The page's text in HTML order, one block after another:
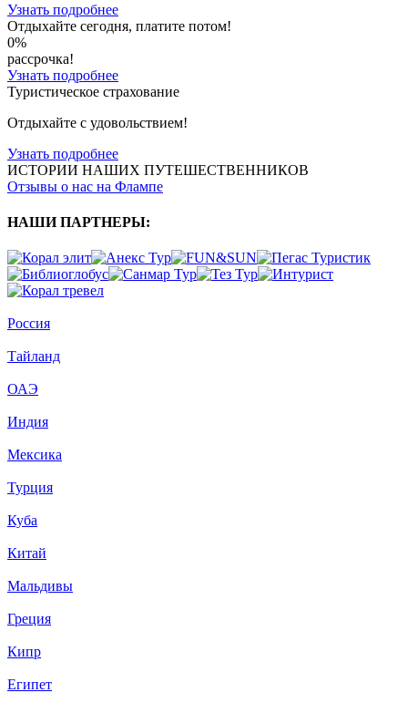
Узнать подробнее
Отдыхайте сегодня, платите потом!
0%
рассрочка!
Узнать подробнее
Туристическое страхование
Отдыхайте с удовольствием!
Узнать подробнее
ИСТОРИИ НАШИХ ПУТЕШЕСТВЕННИКОВ
Отзывы о нас на Флампе
НАШИ ПАРТНЕРЫ:
Россия
Тайланд
ОАЭ
Индия
Мексика
Турция
Куба
Китай
Мальдивы
Греция
Кипр
Египет